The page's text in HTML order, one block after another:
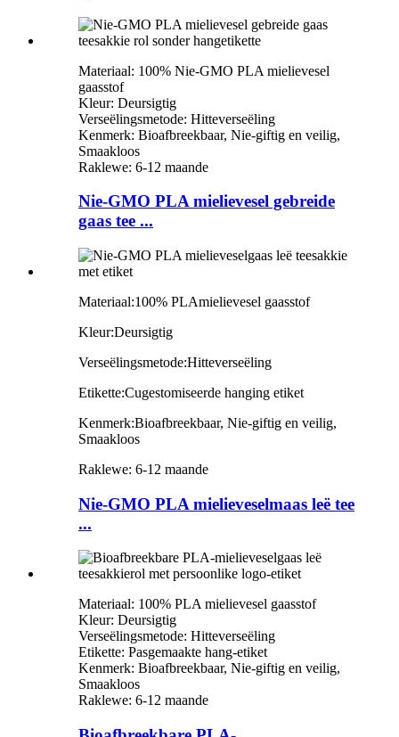
Materiaal: 100% Nie-GMO PLA mielievesel
gaasstof
Kleur: Deursigtig
Verseëlingsmetode: Hitteverseëling
Kenmerk: Bioafbreekbaar, Nie-giftig en veilig,
Smaakloos
Raklewe: 6-12 maande
Nie-GMO PLA mielievesel gebreide
gaas tee ...
Materiaal:100% PLAmielievesel gaasstof
Kleur:Deursigtig
Verseëlingsmetode:Hitteverseëling
Etikette:Cugestomiseerde hanging etiket
Kenmerk:Bioafbreekbaar, Nie-giftig en veilig,
Smaakloos
Raklewe: 6-12 maande
Nie-GMO PLA mielieveselmaas leë tee
...
Materiaal: 100% PLA mielievesel gaasstof
Kleur: Deursigtig
Verseëlingsmetode: Hitteverseëling
Etikette: Pasgemaakte hang-etiket
Kenmerk: Bioafbreekbaar, Nie-giftig en veilig,
Smaakloos
Raklewe: 6-12 maande